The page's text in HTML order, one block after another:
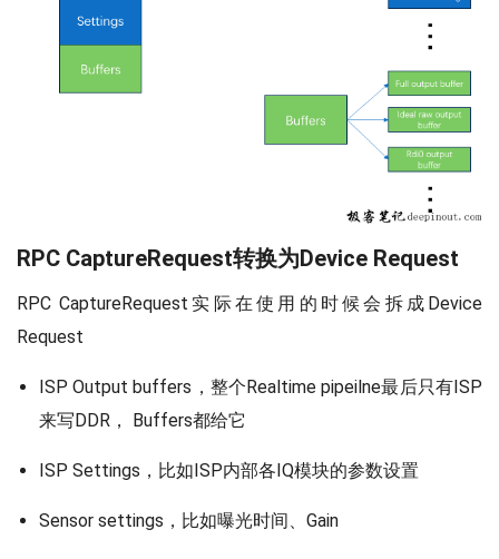
RPC CaptureRequest转换为Device Request
RPC CaptureRequest实际在使用的时候会拆成Device
Request
ISP Output buffers，整个Realtime pipeilne最后只有ISP
来写DDR， Buffers都给它
ISP Settings，比如ISP内部各IQ模块的参数设置
Sensor settings，比如曝光时间、Gain